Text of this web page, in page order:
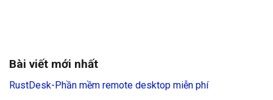
Bài viết mới nhất
RustDesk-Phần mềm remote desktop miễn phí